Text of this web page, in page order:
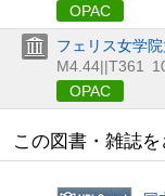
OPAC
フェリス女学
M4.44||T361
OPAC
この図書・雑誌を